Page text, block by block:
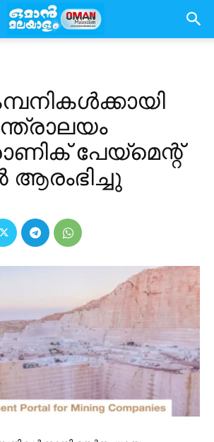
പേയ്‌മെന്റ്
ആരംഭിച്ചു